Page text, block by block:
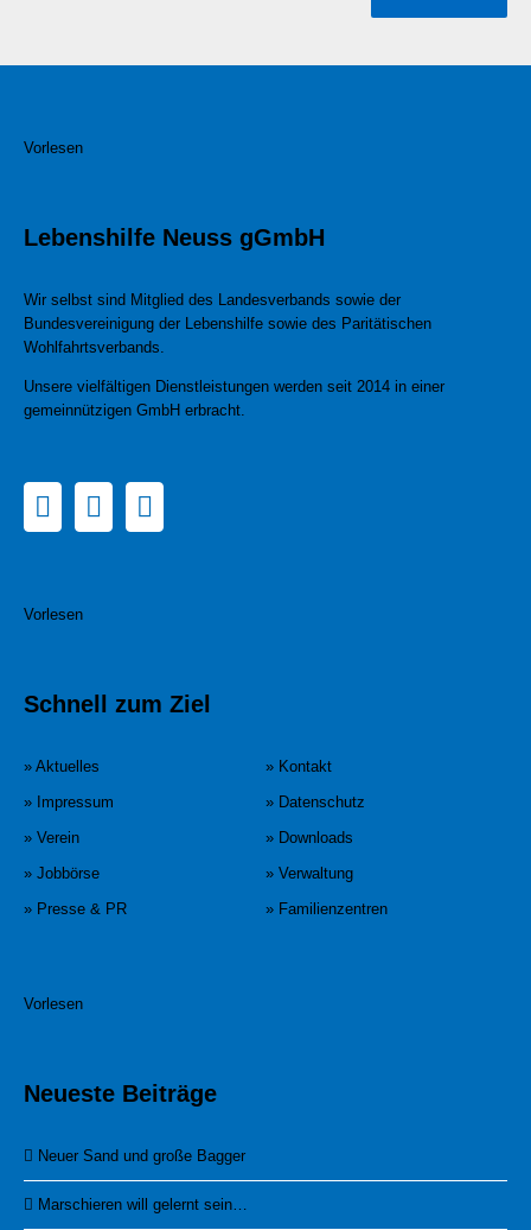
Vorlesen
Lebenshilfe Neuss gGmbH
Wir selbst sind Mitglied des Landesverbands sowie der
Bundesvereinigung der Lebenshilfe sowie des Paritätischen
Wohlfahrtsverbands.
Unsere vielfältigen Dienstleistungen werden seit 2014 in einer
gemeinnützigen GmbH erbracht.
Vorlesen
Schnell zum Ziel
» Aktuelles
» Kontakt
» Impressum
» Datenschutz
» Verein
» Downloads
» Jobbörse
» Verwaltung
» Presse & PR
» Familienzentren
Vorlesen
Neueste Beiträge
Neuer Sand und große Bagger
Marschieren will gelernt sein…